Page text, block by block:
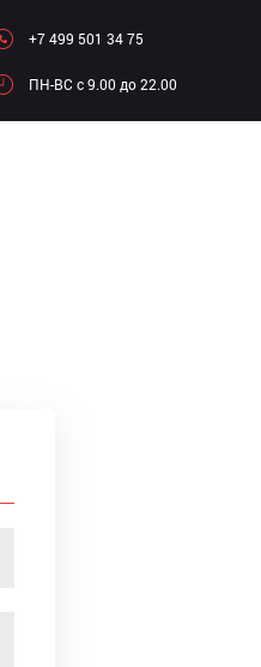
+7 499 501 34 75
ПН-ВC c 9.00 до 22.00